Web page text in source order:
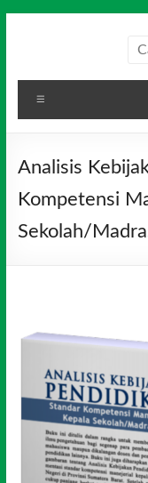
Media
Analisis
Kompetensi
Sekolah/